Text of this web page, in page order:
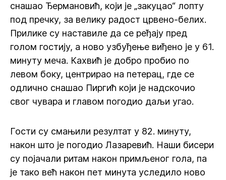
снашао Ђермановић, који је „закуцао“ лопту
под пречку, за велику радост црвено-белих.
Прилике су наставиле да се ређају пред
голом гостију, а ново узбуђење виђено је у 61.
минуту меча. Кахвић је добро пробио по
левом боку, центрирао на петерац, где се
одлично снашао Пиргић који је надскочио
свог чувара и главом погодио даљи угао.
Гости су смањили резултат у 82. минуту,
након што је погодио Лазаревић. Наши бисери
су појачали ритам након примљеног гола, па
је тако већ након пет минута уследило ново